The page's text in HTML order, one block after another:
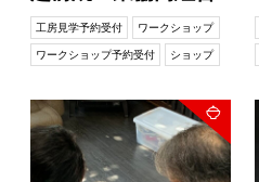
工房見学予約受付 ワークショップ
ワークショップ予約受付 ショップ